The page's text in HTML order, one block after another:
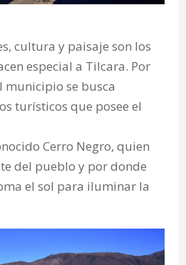
cultura y paisaje son los
especial a Tilcara. Por
municipio se busca
turísticos que posee el
Cerro Negro, quien
del pueblo y por donde
el sol para iluminar la